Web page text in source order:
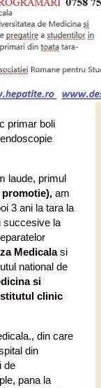
primar boli
laude, primul
promotie), am
3 ani la tara la
succesive la
Medicalasi
national de
si
clinic
din care
din
de
pana la